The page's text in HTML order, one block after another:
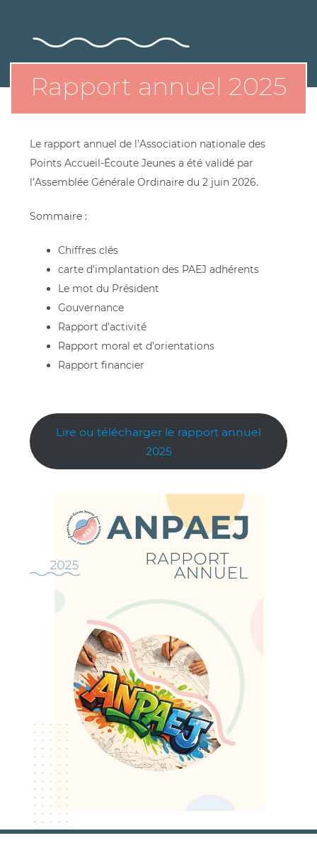
Rapport annuel 2025
Le rapport annuel de l’Association nationale des
Points Accueil-Écoute Jeunes a été validé par
l’Assemblée Générale Ordinaire du 2 juin 2026.
Sommaire :
Chiffres clés
carte d’implantation des PAEJ adhérents
Le mot du Président
Gouvernance
Rapport d’activité
Rapport moral et d’orientations
Rapport financier
Lire ou télécharger le rapport annuel
2025